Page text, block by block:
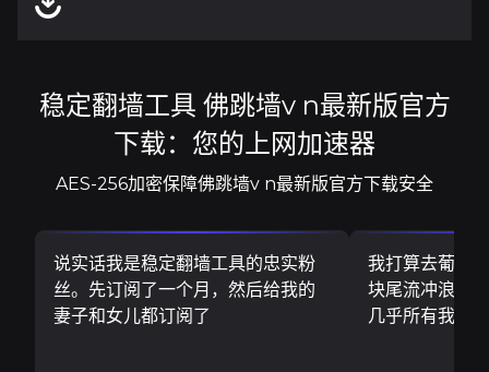
稳定翻墙工具 佛跳墙v n最新版官方
下载：您的上网加速器
AES-256加密保障佛跳墙v n最新版官方下载安全
说实话我是稳定翻墙工具的忠实粉
丝。先订阅了一个月，然后给我的
妻子和女儿都订阅了
我打算去葡萄
块尾流冲浪板
几乎所有我需